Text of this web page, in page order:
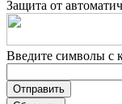
Защита от
Введите символы с